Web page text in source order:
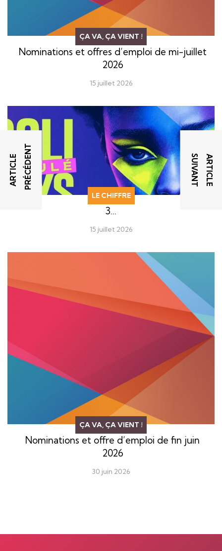
A
R
T
I
C
L
E
P
R
É
C
É
D
E
N T A
R
T
I
C
L
E
S
U
I
V
A
N
T
ÇA VA, ÇA VIENT !
Nominations et offres d’emploi de mi-juillet
2026
15 juillet 2026
LE CHIFFRE
3…
15 juillet 2026
ÇA VA, ÇA VIENT !
Nominations et offre d’emploi de fin juin
2026
30 juin 2026